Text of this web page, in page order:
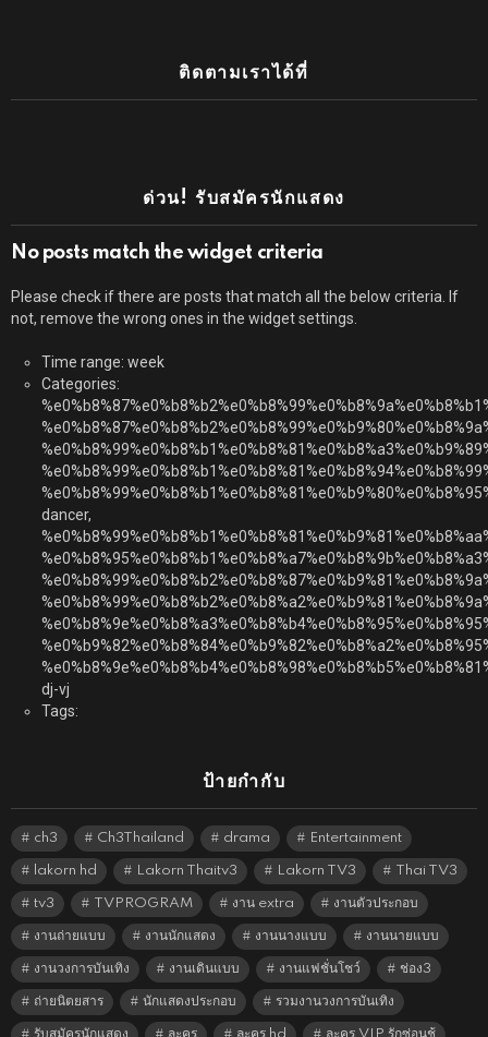
ติดตามเราได้ที่
ด่วน! รับสมัครนักแสดง
No posts match the widget criteria
Please check if there are posts that match all the below criteria. If
not, remove the wrong ones in the widget settings.
Time range: week
Categories:
dancer,
dj-vj
Tags:
ป้ายกำกับ
ch3 Ch3Thailand drama Entertainment
lakorn hd Lakorn Thaitv3 Lakorn TV3 Thai TV3
tv3 TVPROGRAM งาน extra งานตัวประกอบ
งานถ่ายแบบ งานนักแสดง งานนางแบบ งานนายแบบ
งานวงการบันเทิง งานเดินแบบ งานแฟชั่นโชว์ ช่อง3
ถ่ายนิตยสาร นักแสดงประกอบ รวมงานวงการบันเทิง